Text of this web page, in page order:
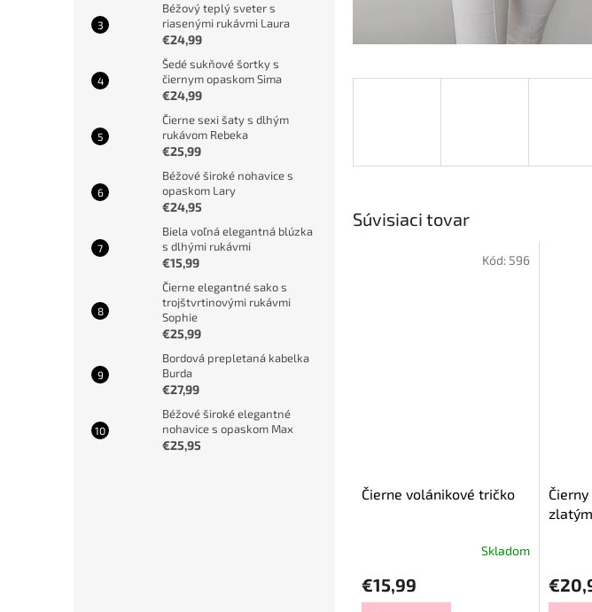
Béžový teplý sveter s
riasenými rukávmi Laura
€24,99
Šedé sukňové šortky s
čiernym opaskom Sima
€24,99
Čierne sexi šaty s dlhým
rukávom Rebeka
€25,99
Béžové široké nohavice s
opaskom Lary
€24,95
Biela voľná elegantná blúzka
s dlhými rukávmi
€15,99
Čierne elegantné sako s
trojštvrtinovými rukávmi
Sophie
€25,99
Bordová prepletaná kabelka
Burda
€27,99
Béžové široké elegantné
nohavice s opaskom Max
€25,95
Súvisiaci tovar
Čierne volánikové tričko
Skladom
€15,99
Kód: 596